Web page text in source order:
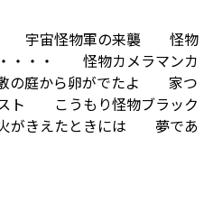
宇宙怪物軍の来襲 怪物
・・・・ 怪物カメラマンカ
の庭から卵がでたよ 家つ
スト こうもり怪物ブラック
がきえたときには 夢であ